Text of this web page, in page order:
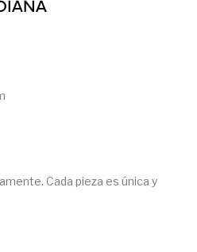
Cada pieza es única y